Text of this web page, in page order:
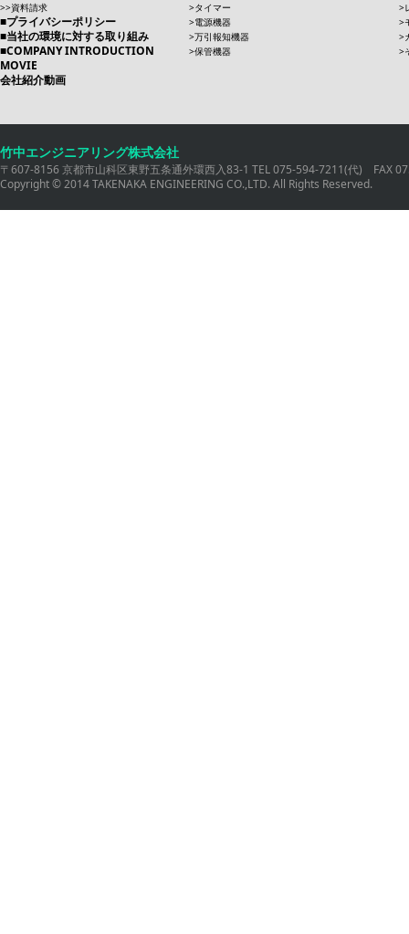
資料請求
プライバシーポリシー
当社の環境に対する取り組み
COMPANY INTRODUCTION
MOVIE
会社紹介動画
タイマー
電源機器
万引報知機器
保管機器
竹中エンジニアリング株式会社
〒607-8156 京都市山科区東野五条通外環西入83-1 TEL 075-594-7211(代) FAX
Copyright © 2014 TAKENAKA ENGINEERING CO.,LTD. All Rights Reserved.